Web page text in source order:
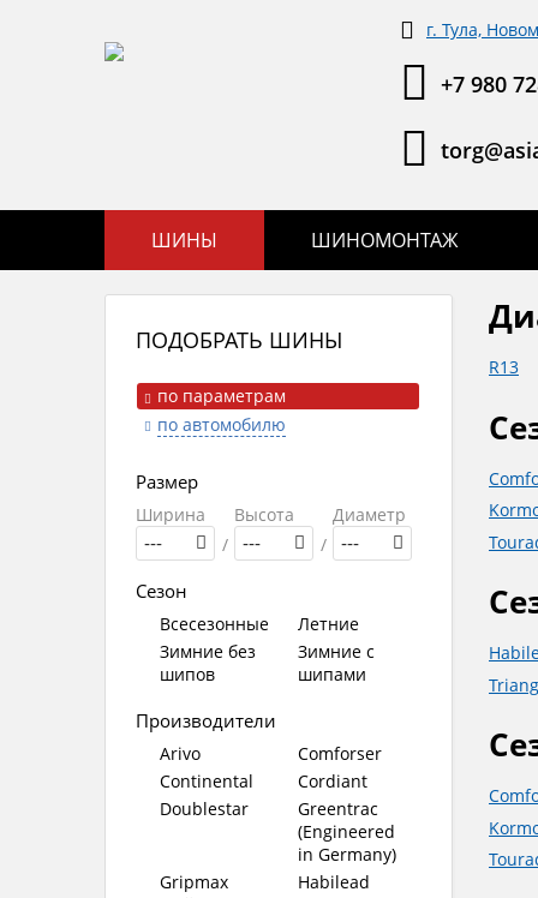
г. Тула,
+7 980
ШИНЫ ШИНОМОНТАЖ
ПОДОБРАТЬ ШИНЫ
по параметрам
по автомобилю
Размер
Ширина
--- /
Высота
--- /
Диаметр
---
Сезон
Всесезонные
Летние
Зимние без
шипов
Зимние с
шипами
Производители
Arivo
Comforser
Continental
Cordiant
Doublestar
Greentrac
(Engineered
in Germany)
Gripmax
Habilead
R13